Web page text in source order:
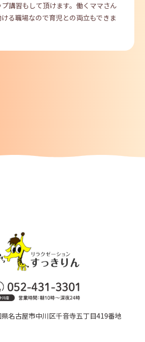
講習もして頂けます。働くママさん
る職場なので育児との両立もできま
名古屋市中川区千音寺五丁目419番地